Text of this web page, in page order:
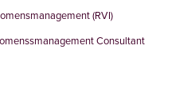
(RVI)
Consultant